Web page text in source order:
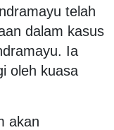
telah
dalam kasus
Ia
oleh kuasa
akan